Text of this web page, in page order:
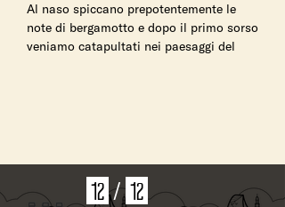
Al naso spiccano prepotentemente le
note di bergamotto e dopo il primo sorso
veniamo catapultati nei paesaggi del
Beergamotta, sogno di una birra di
mezza estate.
12 / 12